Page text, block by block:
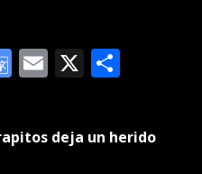
Google
Email
X
deja un herido